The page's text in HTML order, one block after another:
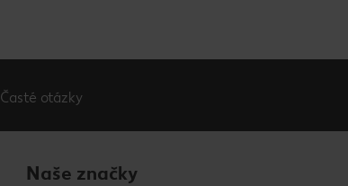
Časté otázky
Naše značky